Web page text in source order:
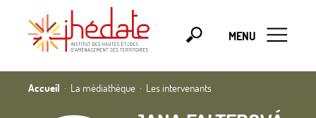
MENU
Accueil La médiathèque Les intervenants